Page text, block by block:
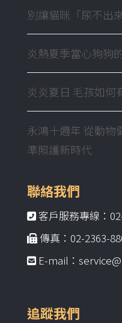
別讓貓咪「尿不出來
炎熱夏季當心狗狗
炎炎夏日 毛孩如何
永鴻十週年 從動物
準照護新時代
聯絡我們
客戶服務專線：
傳真：02-2363-
E-mail：
追蹤我們